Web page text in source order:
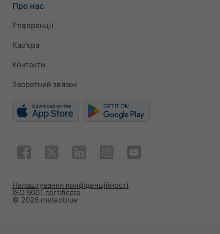
Про нас
Референції
Карʼєра
Контакти
Зворотний зв’язок
© 2026 meteoblue
ISO 9001 certificate
Налаштування конфіденційності